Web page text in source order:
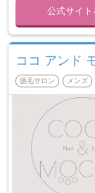
公式サイト
ココ アンド
脱毛サロン メンズ